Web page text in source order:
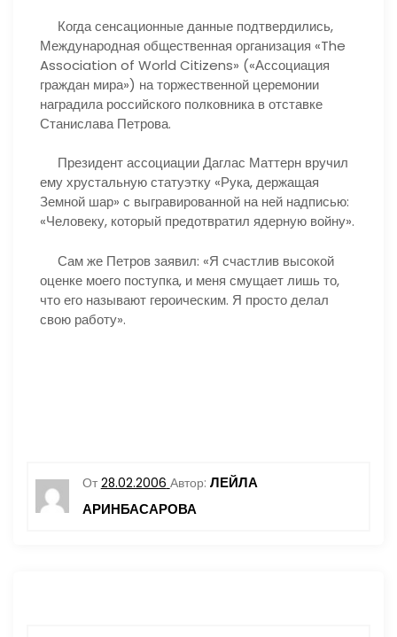
Когда сенсационные данные подтвердились,
Международная общественная организация «The
Association of World Citizens» («Ассоциация
граждан мира») на торжественной церемонии
наградила российского полковника в отставке
Станислава Петрова.
Президент ассоциации Даглас Маттерн вручил
ему хрустальную статуэтку «Рука, держащая
Земной шар» с выгравированной на ней надписью:
«Человеку, который предотвратил ядерную войну».
Сам же Петров заявил: «Я счастлив высокой
оценке моего поступка, и меня смущает лишь то,
что его называют героическим. Я просто делал
свою работу».
От 28.02.2006 Автор: ЛЕЙЛА
АРИНБАСАРОВА